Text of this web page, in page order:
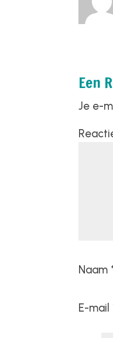
Een
Je e-
Naam
E-mail